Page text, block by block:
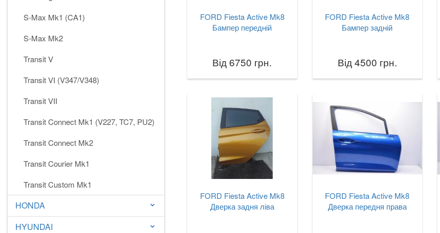
S-Max Mk1 (CA1)
S-Max Mk2
Transit V
Transit VI (V347/V348)
Transit VII
Transit Connect Mk1 (V227, TC7, PU2)
Transit Connect Mk2
Transit Courier Mk1
Transit Custom Mk1
HONDA keyboard_arrow_down
HYUNDAI keyboard_arrow_down
FORD Fiesta Active Mk8
Бампер передній
Від 6750 грн.
FORD Fiesta Active Mk8
Бампер задній
Від 4500 грн.
FORD Fiesta Active Mk8
Дверка задня ліва
FORD Fiesta Active Mk8
Дверка передня права